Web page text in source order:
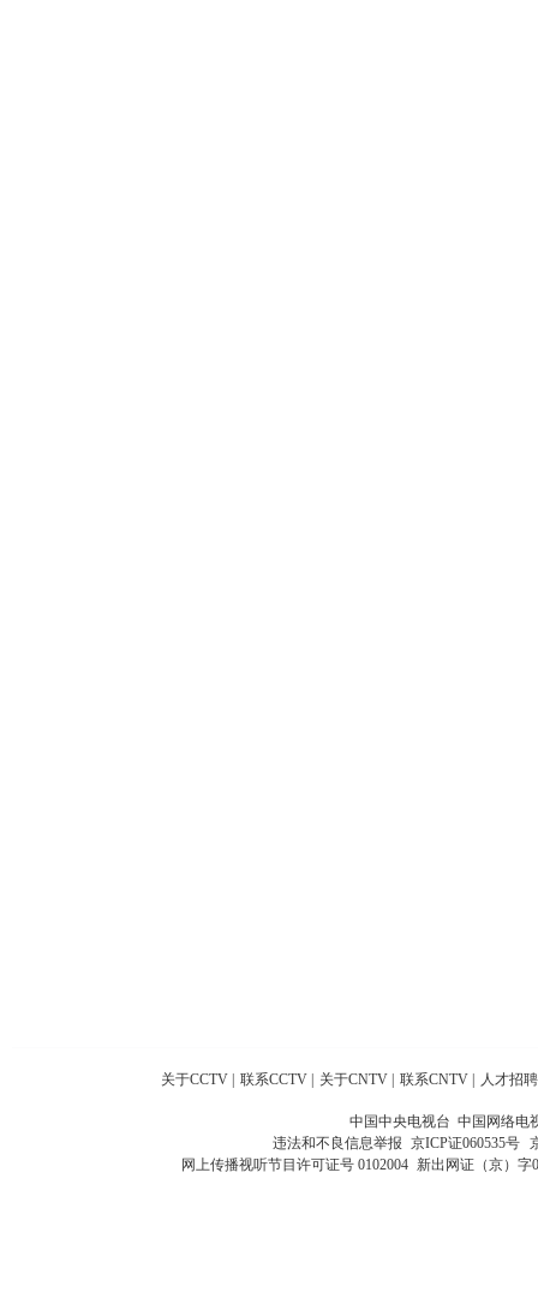
关于CCTV 联系CCTV 关于CNTV 联系CNTV 人才招聘
中国中央电视台 中国网络电
违法和不良信息举报 京ICP证060535号
网上传播视听节目许可证号 0102004 新出网证（京）